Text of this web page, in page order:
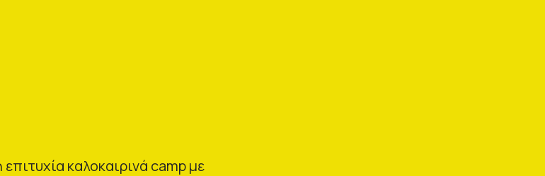
καλοκαιρινά camp με